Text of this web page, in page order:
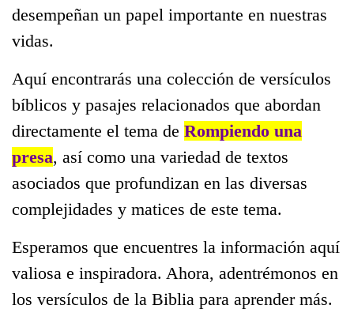
desempeñan un papel importante en nuestras
vidas.
Aquí encontrarás una colección de versículos
bíblicos y pasajes relacionados que abordan
directamente el tema de Rompiendo una
presa, así como una variedad de textos
asociados que profundizan en las diversas
complejidades y matices de este tema.
Esperamos que encuentres la información aquí
valiosa e inspiradora. Ahora, adentrémonos en
los versículos de la Biblia para aprender más.